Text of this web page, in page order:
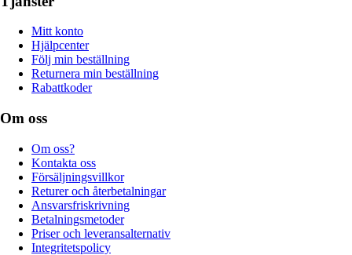
Mitt konto
Hjälpcenter
Följ min beställning
Returnera min beställning
Rabattkoder
Om oss
Om oss?
Kontakta oss
Försäljningsvillkor
Returer och återbetalningar
Ansvarsfriskrivning
Betalningsmetoder
Priser och leveransalternativ
Integritetspolicy